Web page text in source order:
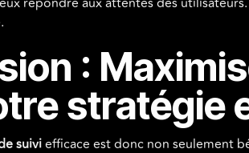
:
stratégie
suiviefficace est donc non seulement